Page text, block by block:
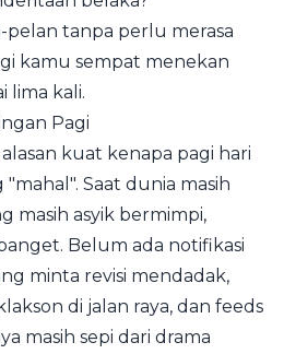
pelan tanpa perlu merasa
kamu sempat menekan
lima kali.
Pagi
kuat kenapa pagi hari
Saat dunia masih
masih asyik bermimpi,
Belum ada notifikasi
minta revisi mendadak,
di jalan raya, dan feeds
masih sepi dari drama